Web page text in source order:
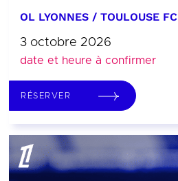
OL LYONNES / TOULOUSE FC
3 octobre 2026
date et heure à confirmer
RÉSERVER